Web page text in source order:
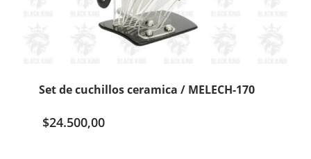
Set de cuchillos ceramica / MELECH-170
$24.500,00